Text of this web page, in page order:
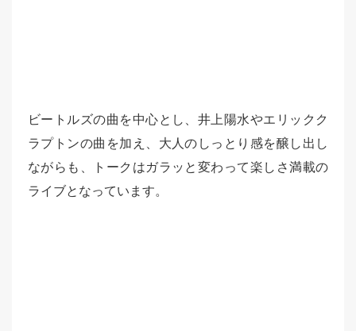
ビートルズの曲を中心とし、井上陽水やエリックク
ラプトンの曲を加え、大人のしっとり感を醸し出し
ながらも、トークはガラッと変わって楽しさ満載の
ライブとなっています。